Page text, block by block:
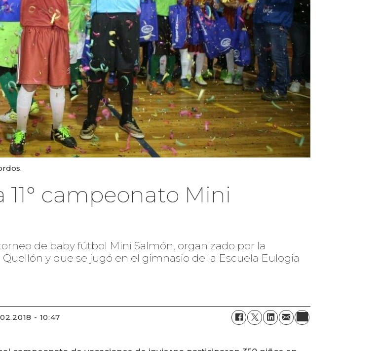
campeonato Mini
de baby fútbol Mini Salmón, organizado por la
y que se jugó en el gimnasio de la Escuela Eulogia
- 10:47